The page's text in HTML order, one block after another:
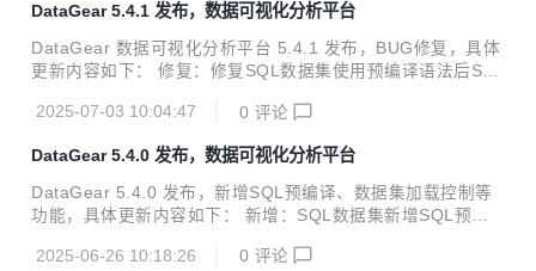
等； 新增：内置表格图表新增serverSidePaging.totalValue
选项，用于自定义分页总记录数获取函数； 新增：登录页地址
新增redirect参数支持，可在登录成功后重定向到指定页面；
修复：修复看板展示页面对于用户所属角色有权限的图表仍无
权展示的BUG； 修复：修复数据源...
DataGear 5.4.1 发布，数据可视化分析平台
DataGear 数据可视化分析平台 5.4.1 发布，BUG修复，具体
更新内容如下： 修复：修复SQL数据集使用预编译语法后SQ
项disableSetting在图表展示页不起作用的BUG； 修复：修复
的BUG； 改进：SQL数据集预览时对于预编译SQL可查看已
设置的参数信息； DataGear是一款开源免费的数据可视化分
析平台，支持自由制作任何您想要的数据可视化看板。 官网地
址： http://www.datagear.tech 源码地址： Gitee：https://gi
tee....
2025-07-03 10:04:47 0 评论
DataGear 5.4.0 发布，数据可视化分析平台
DataGear 5.4.0 发布，新增SQL预编译、数据集加载控制等
功能，具体更新内容如下： 新增：SQL数据集新增SQL预编
制字段类型支持，用于在看板中展示数据库中的图片等二进制
2025-06-26 10:18:26 0 评论